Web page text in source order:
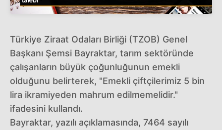
Türkiye Ziraat Odaları Birliği (TZOB) Genel
Başkanı Şemsi Bayraktar, tarım sektöründe
çalışanların büyük çoğunluğunun emekli
olduğunu belirterek, "Emekli çiftçilerimiz 5 bin
lira ikramiyeden mahrum edilmemelidir."
ifadesini kullandı.
Bayraktar, yazılı açıklamasında, 7464 sayılı